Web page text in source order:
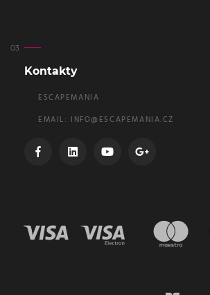
Kontakty
ESCAPEMANIA
EMAIL: INFO@ESCAPEMANIA.CZ